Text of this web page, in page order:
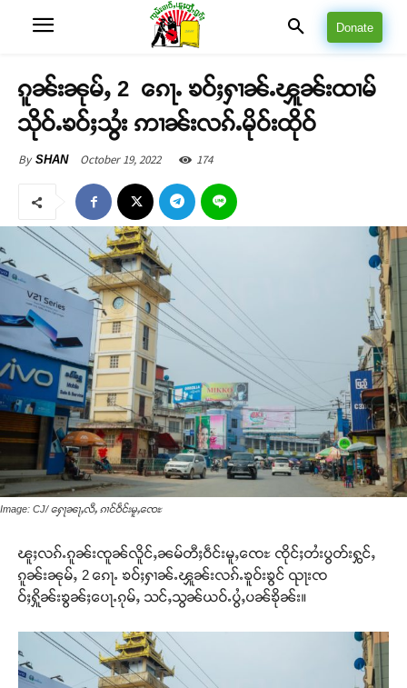
Donate
ၵူၼ်းၼုမ်ႇ 2 ၵေႃႉ ၶဝ်ႈႁၢၼ်ႉၾူၼ်းထၢမ်
သိုဝ်ႉၶဝ်ႈသွႆး ဢၢၼ်းလၵ်ႉမိုဝ်းထိုဝ်
By SHAN October 19, 2022 174
Image: CJ/ ႁေႃၼႃႇလီႇ ၵၢင်ဝဵင်းမူႇၸေႊ
ၽူႈလၵ်ႉၵူၼ်းၸူၼ်လိူင်ႇၼမ်တီႈဝဵင်းမူႇၸေႊ ၸိုင်ႈတႆးပွတ်းႁွင်ႇ
ၵူၼ်းၼုမ်ႇ 2 ၵေႃႉ ၶဝ်ႈႁၢၼ်ႉၾူၼ်းလၵ်ႉၶူဝ်းၶွင် ၺႃးၸ
ဝ်ႈႁိူၼ်းၶွၼ်ႈပေႃႉၵုမ်ႇ သင်ႇသွၼ်ယဝ်ႉပွႆႇပၼ်ၶိုၼ်း။